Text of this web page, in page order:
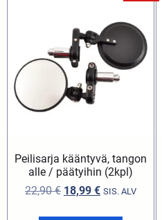
Peilisarja kääntyvä, tangon
alle / päätyihin (2kpl)
22,90€ 18,99 € SIS. ALV